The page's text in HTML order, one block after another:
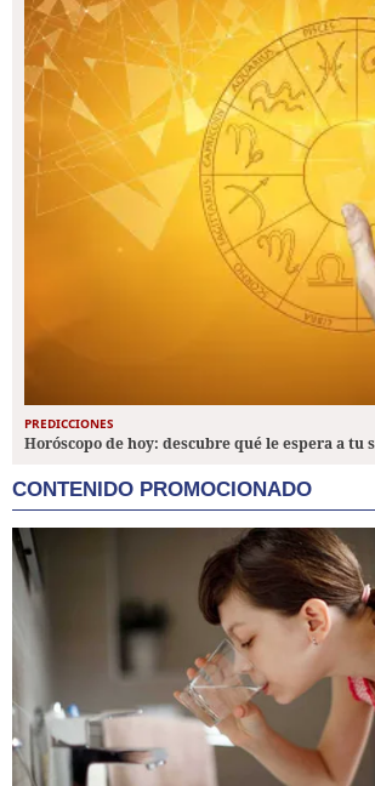
PREDICCIONES
Horóscopo de hoy: descubre qué le espera a tu
CONTENIDO PROMOCIONADO